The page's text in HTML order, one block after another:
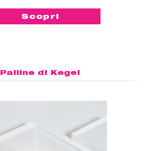
Scopri
Palline di Kegel